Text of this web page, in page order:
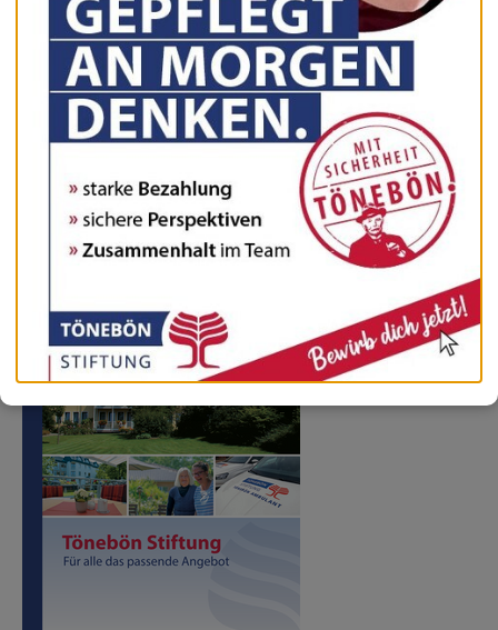
Anmeldebogen
PDF (143 KB)
PDF (143 KB)
Flyer